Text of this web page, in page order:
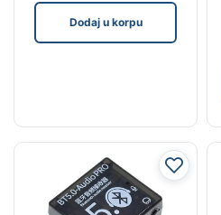
Dodaj u korpu